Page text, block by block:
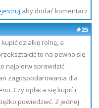
aby dodać komentarz
#25
kupić działkę rolną, a
to na pewno się
najpierw sprawdzić
zagospodarowania dla
Czy opłaca się kupić i
powiedzieć. Z jednej